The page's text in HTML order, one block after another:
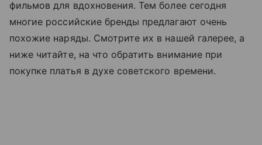
фильмов для вдохновения. Тем более сегодня
многие российские бренды предлагают очень
похожие наряды. Смотрите их в нашей галерее, а
ниже читайте, на что обратить внимание при
покупке платья в духе советского времени.